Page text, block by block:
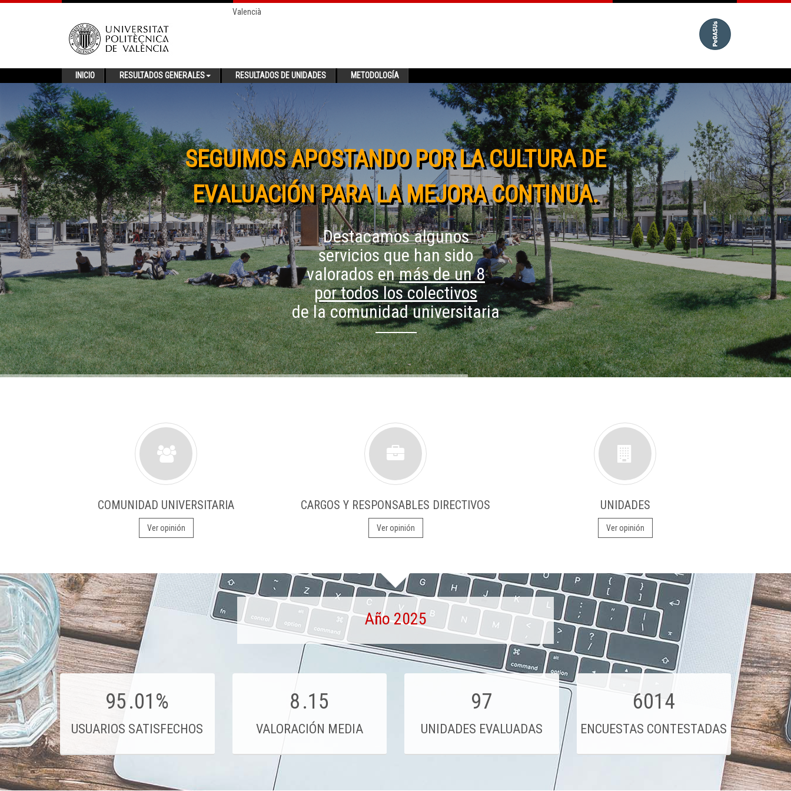
Valencià
INICIO RESULTADOS GENERALES RESULTADOS DE UNIDADES METODOLOGÍA
SEGUIMOS APOSTANDO POR LA CULTURA DE
EVALUACIÓN PARA LA MEJORA CONTINUA.
Destacamos algunos
servicios que han sido
valorados enmás de un 8
por todos los colectivos
de la comunidad universitaria
COMUNIDAD UNIVERSITARIA
Ver opinión
CARGOS Y RESPONSABLES DIRECTIVOS
Ver opinión
UNIDADES
Ver opinión
Año 2025
95.01%
USUARIOS SATISFECHOS
8.15
VALORACIÓN MEDIA
97
UNIDADES EVALUADAS
6014
ENCUESTAS CONTESTADAS